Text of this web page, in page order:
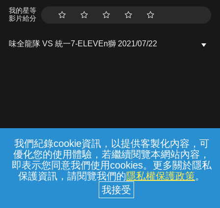
我們紀錄cookie資訊，以提供客製化內容，可
優化您的使用體驗，若繼續閱覽本網站內容，
即表示您同意我們使用cookies。更多關於隱私
保護資訊，請閱覽我們的隱私權保護政策。
我的星等
影片給分
味全龍隊 VS 統一7-ELEVEn獅 2021/07/22
常見問題 線上客服 服務條款 隱私權保護
中華電信股份有限公司個人家庭分公司
(統一編號：96979949) © 2026
{{notifyMsg}}